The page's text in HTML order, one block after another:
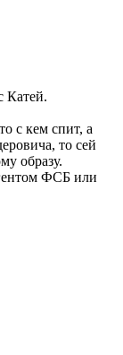
Катей.
с кем спит, а
то сей
образу.
ФСБ или